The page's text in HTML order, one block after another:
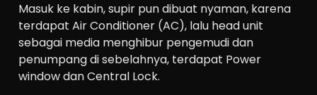
Masuk ke kabin, supir pun dibuat nyaman, karena
terdapat Air Conditioner (AC), lalu head unit
sebagai media menghibur pengemudi dan
penumpang di sebelahnya, terdapat Power
window dan Central Lock.